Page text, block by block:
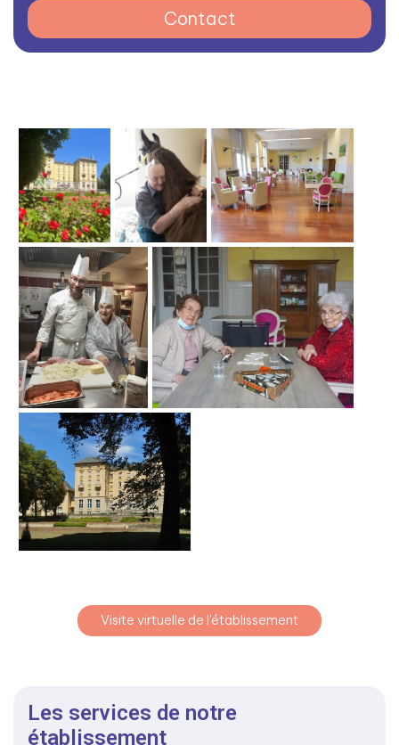
Contact
Visite virtuelle de l'établissement
Les services de notre
établissement